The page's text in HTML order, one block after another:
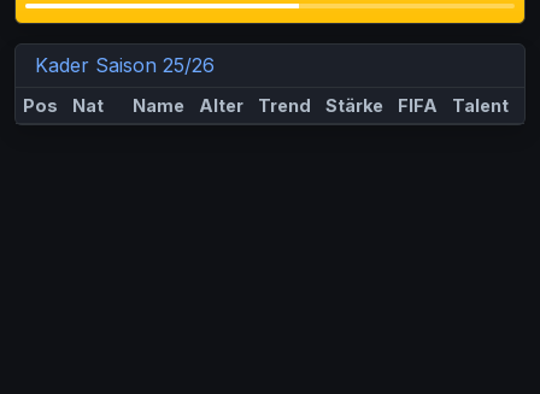
Kader Saison 25/26
Pos Nat Name Alter Trend Stärke FIFA Talent